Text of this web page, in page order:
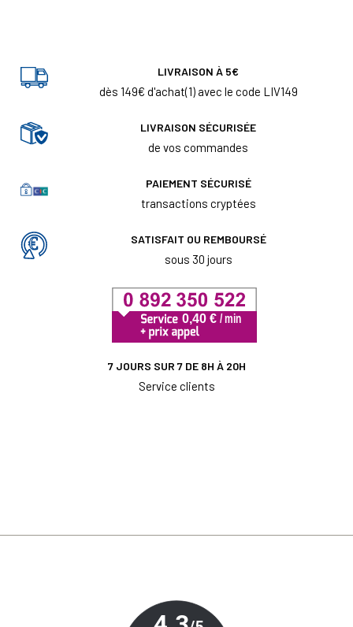
LIVRAISON À 5€
dès 149€ d'achat(1) avec le code LIV149
LIVRAISON SÉCURISÉE
de vos commandes
PAIEMENT SÉCURISÉ
transactions cryptées
SATISFAIT OU REMBOURSÉ
sous 30 jours
7 JOURS SUR 7 DE 8H À 20H
Service clients